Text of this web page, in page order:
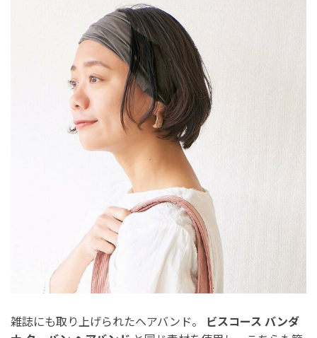
雑誌にも取り上げられたヘアバンド。 ビスコース バンダ